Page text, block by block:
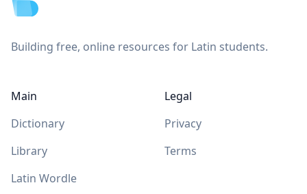
Building free, online resources for Latin students.
Main
Dictionary
Library
Latin Wordle
Legal
Privacy
Terms